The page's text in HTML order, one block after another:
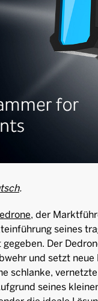
.
, der
seines
Der
und setzt
schlanke,
seines